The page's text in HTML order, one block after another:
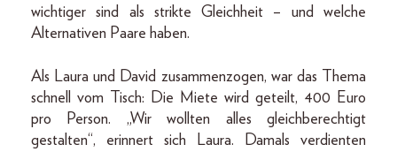
wichtiger sind als strikte Gleichheit – und welche
Alternativen Paare haben.
Als Laura und David zusammenzogen, war das Thema
schnell vom Tisch: Die Miete wird geteilt, 400 Euro
pro Person. „Wir wollten alles gleichberechtigt
gestalten“, erinnert sich Laura. Damals verdienten